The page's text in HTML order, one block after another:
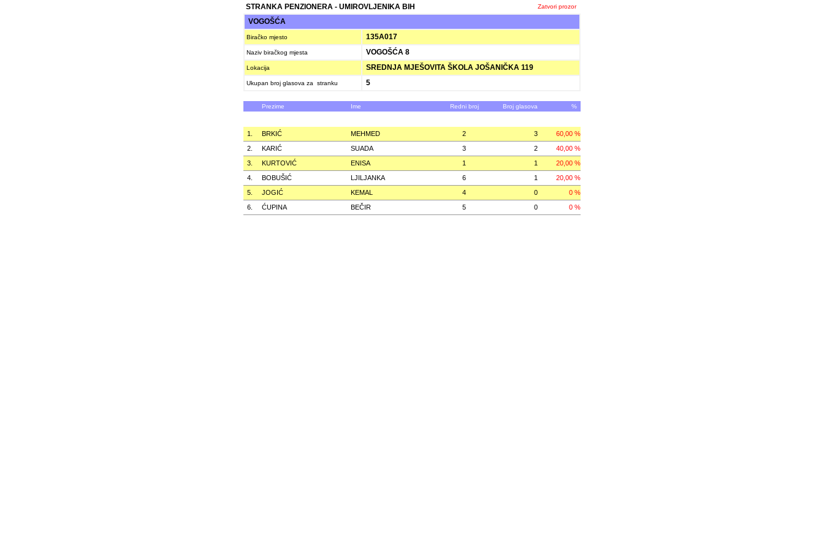
STRANKA PENZIONERA - UMIROVLJENIKA BIH Zatvori prozor
VOGOŠĆA
Biračko mjesto 135A017
Naziv biračkog mjesta VOGOŠĆA 8
Lokacija SREDNJA MJEŠOVITA ŠKOLA JOŠANIČKA 119
Ukupan broj glasova za stranku 5
Prezime Ime Redni broj Broj glasova %
1. BRKIĆ MEHMED 2 3
60,00 %
2.
KARIĆ SUADA 3 2
40,00 %
3.
KURTOVIĆ ENISA 1 1
20,00 %
4.
BOBUŠIĆ LJILJANKA 6 1
20,00 %
5.
JOGIĆ KEMAL 4 0
0 %
6.
ĆUPINA BEČIR 5 0 0 %